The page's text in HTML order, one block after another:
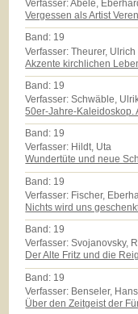
Verfasser: Abele,
Vergessen als Artist
Band: 19
Verfasser: Theurer, Ulrich
Akzente kirchlichen
Band: 19
Verfasser: Schwäble,
50er-Jahre-Kaleidoskop.
Band: 19
Verfasser: Hildt, Uta
Wundertüte und neue
Band: 19
Verfasser: Fischer,
Nichts wird uns
Band: 19
Verfasser: Svojanovsky,
Der Alte Fritz und die
Band: 19
Verfasser: Benseler, Hans
Über den Zeitgeist der